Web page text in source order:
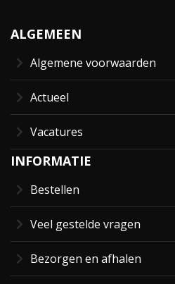
ALGEMEEN
Algemene voorwaarden
Actueel
Vacatures
INFORMATIE
Bestellen
Veel gestelde vragen
Bezorgen en afhalen